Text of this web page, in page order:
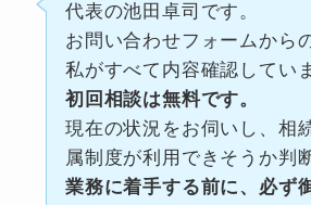
代表の池田卓司です。
お問い合わせフォームから
私がすべて内容確認してい
初回相談は無料です。
現在の状況をお伺いし、相
属制度が利用できそうか判
業務に着手する前に、必ず